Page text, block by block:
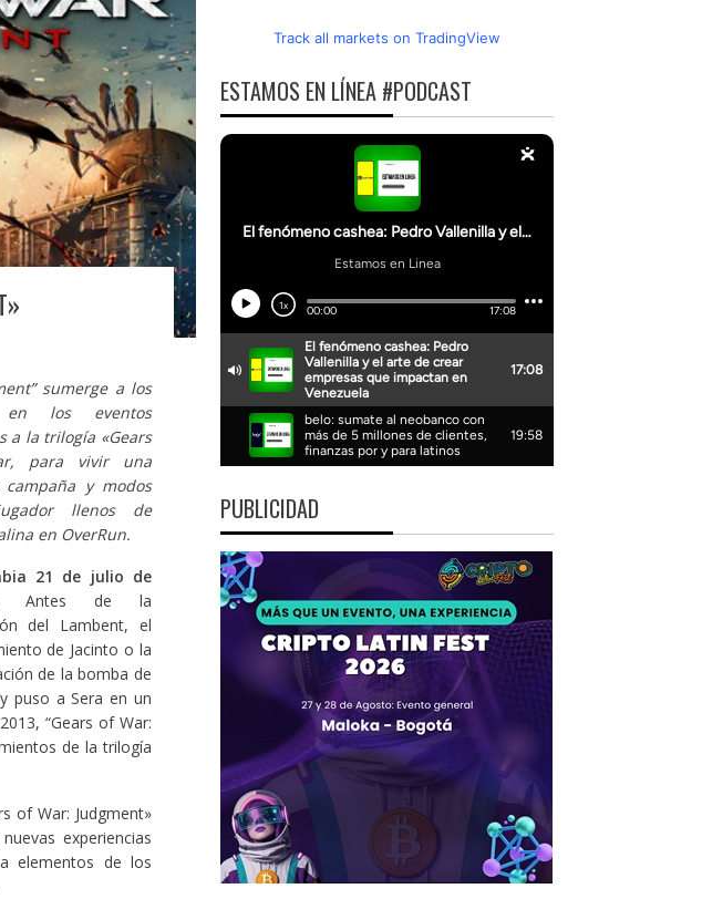
sumerge a los
los eventos
a la trilogía «Gears
para vivir una
campaña y modos
llenos de
en OverRun.
21 de julio de
Antes de la
del Lambent, el
de Jacinto o la
de la bomba de
puso a Sera en un
“Gears of War:
de la trilogía
of War: Judgment»
experiencias
elementos de los
Track all markets on TradingView
ESTAMOS EN LÍNEA #PODCAST
PUBLICIDAD